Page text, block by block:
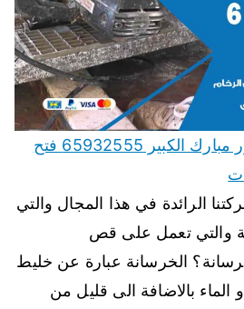
قص رخام وحجر بالليزر مبارك الكبير 65932555 فتح
الرائدة في هذا المجال والتي
والتي تعمل على قص
الخرسانة عبارة عن خليط
بالاضافة الى قليل من